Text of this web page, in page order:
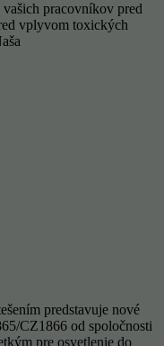
pracovníkov pred
vplyvom toxických
predstavuje nové
CZ1866 od spoločnosti
pre osvetlenie do